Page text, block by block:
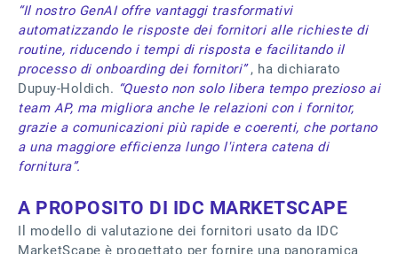
“Il nostro GenAI offre vantaggi trasformativi
automatizzando le risposte dei fornitori alle richieste di
routine, riducendo i tempi di risposta e facilitando il
processo di onboarding dei fornitori” , ha dichiarato
Dupuy-Holdich. “Questo non solo libera tempo prezioso ai
team AP, ma migliora anche le relazioni con i fornitor,
grazie a comunicazioni più rapide e coerenti, che portano
a una maggiore efficienza lungo l'intera catena di
fornitura”.
A PROPOSITO DI IDC MARKETSCAPE
Il modello di valutazione dei fornitori usato da IDC
MarketScape è progettato per fornire una panoramica